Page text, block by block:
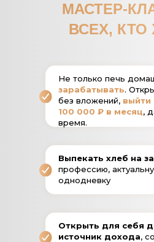
Не только печь
зарабатывать.
без вложений, выйти
100 000 ₽ в месяц,
время.
МАСТЕР-
ВСЕХ, КТО
Выпекать хлеб на
профессию,
однодневку
Открыть для себя
источник дохода,